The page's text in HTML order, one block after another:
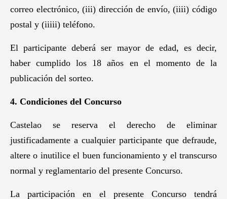
correo electrónico, (iii) dirección de envío, (iiii) código
postal y (iiiii) teléfono.
El participante deberá ser mayor de edad, es decir,
haber cumplido los 18 años en el momento de la
publicación del sorteo.
4. Condiciones del Concurso
Castelao se reserva el derecho de eliminar
justificadamente a cualquier participante que defraude,
altere o inutilice el buen funcionamiento y el transcurso
normal y reglamentario del presente Concurso.
La participación en el presente Concurso tendrá